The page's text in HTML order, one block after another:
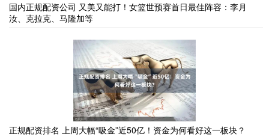
国内正规配资公司 又美又能打！女篮世预赛首日最佳阵容：李月
汝、克拉克、马隆加等
正规配资排名 上周大幅“吸金”近50亿！资金为何看好这一板块？